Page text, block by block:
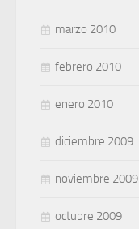
marzo 2010
febrero 2010
enero 2010
diciembre 2009
noviembre 2009
octubre 2009